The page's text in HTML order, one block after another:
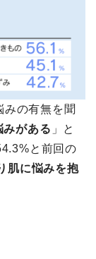
の有無を聞
みがある 」と
と前回の
肌に悩みを抱